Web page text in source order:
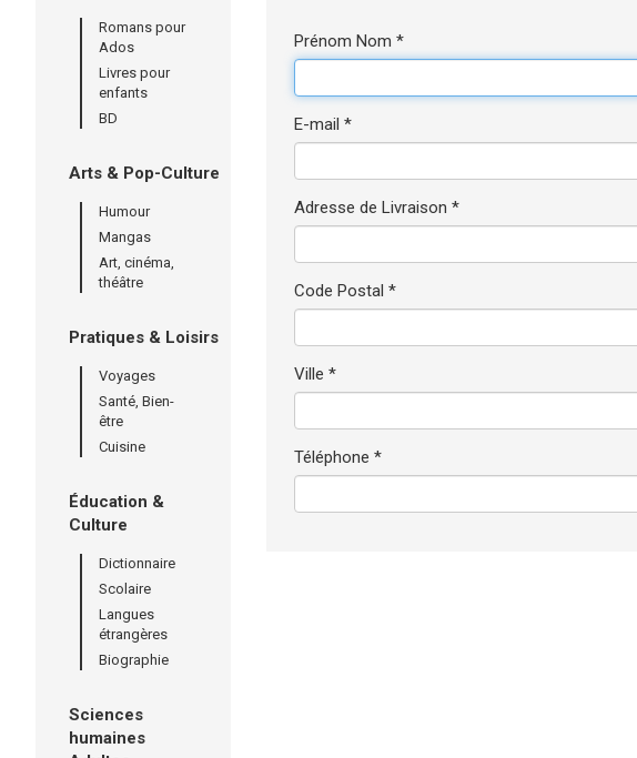
Romans pour
Ados
Livres pour
enfants
BD
Arts & Pop-Culture
Humour
Mangas
Art, cinéma,
théâtre
Pratiques & Loisirs
Voyages
Santé, Bien-
être
Cuisine
Éducation &
Culture
Dictionnaire
Scolaire
Langues
étrangères
Biographie
Sciences
humaines
Prénom Nom *
E-mail *
Adresse de Livraison *
Code Postal *
Ville *
Téléphone *